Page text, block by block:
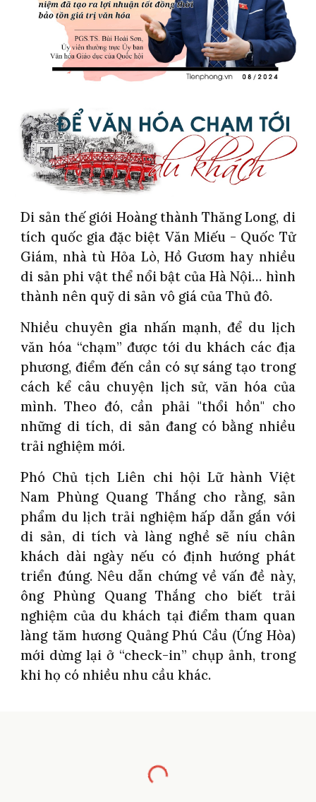
Di sản thế giới Hoàng thành Thăng Long, di
tích quốc gia đặc biệt Văn Miếu - Quốc Tử
Giám, nhà tù Hỏa Lò, Hồ Gươm hay nhiều
di sản phi vật thể nổi bật của Hà Nội… hình
thành nên quỹ di sản vô giá của Thủ đô.
Nhiều chuyên gia nhấn mạnh, để du lịch
văn hóa “chạm” được tới du khách các địa
phương, điểm đến cần có sự sáng tạo trong
cách kể câu chuyện lịch sử, văn hóa của
mình. Theo đó, cần phải "thổi hồn" cho
những di tích, di sản đang có bằng nhiều
trải nghiệm mới.
Phó Chủ tịch Liên chi hội Lữ hành Việt
Nam Phùng Quang Thắng cho rằng, sản
phẩm du lịch trải nghiệm hấp dẫn gắn với
di sản, di tích và làng nghề sẽ níu chân
khách dài ngày nếu có định hướng phát
triển đúng. Nêu dẫn chứng về vấn đề này,
ông Phùng Quang Thắng cho biết trải
nghiệm của du khách tại điểm tham quan
làng tăm hương Quảng Phú Cầu (Ứng Hòa)
mới dừng lại ở “check-in” chụp ảnh, trong
khi họ có nhiều nhu cầu khác.